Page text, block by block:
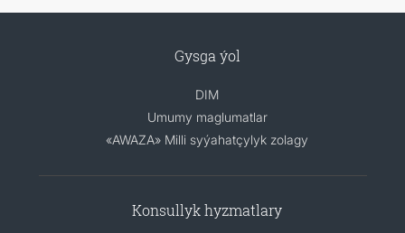
Gysga ýol
DIM
Umumy maglumatlar
«AWAZA» Milli syýahatçylyk zolagy
Konsullyk hyzmatlary